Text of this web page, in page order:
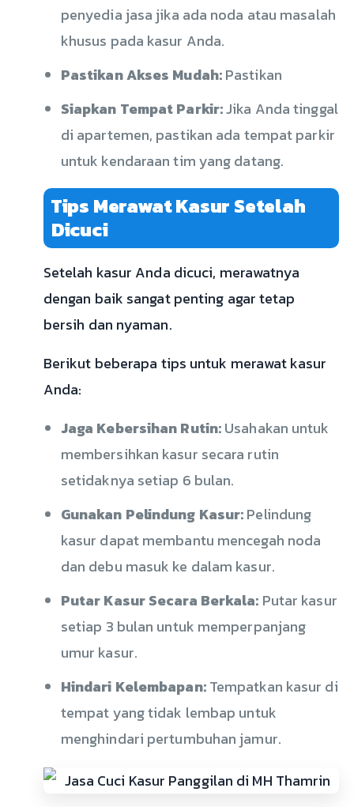
penyedia jasa jika ada noda atau masalah
khusus pada kasur Anda.
Pastikan Akses Mudah:Pastikan
Siapkan Tempat Parkir:Jika Anda tinggal
di apartemen, pastikan ada tempat parkir
untuk kendaraan tim yang datang.
Tips Merawat Kasur Setelah
Dicuci
Setelah kasur Anda dicuci, merawatnya
dengan baik sangat penting agar tetap
bersih dan nyaman.
Berikut beberapa tips untuk merawat kasur
Anda:
Jaga Kebersihan Rutin:Usahakan untuk
membersihkan kasur secara rutin
setidaknya setiap 6 bulan.
Gunakan Pelindung Kasur:Pelindung
kasur dapat membantu mencegah noda
dan debu masuk ke dalam kasur.
Putar Kasur Secara Berkala: Putar kasur
setiap 3 bulan untuk memperpanjang
umur kasur.
Hindari Kelembapan:Tempatkan kasur di
tempat yang tidak lembap untuk
menghindari pertumbuhan jamur.